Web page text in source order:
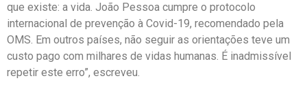
que existe: a vida. João Pessoa cumpre o protocolo
internacional de prevenção à Covid-19, recomendado pela
OMS. Em outros países, não seguir as orientações teve um
custo pago com milhares de vidas humanas. É inadmissível
repetir este erro”, escreveu.